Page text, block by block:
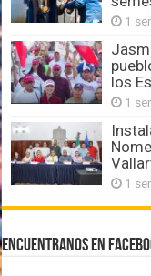
1
los
1
1
Encuentranos en